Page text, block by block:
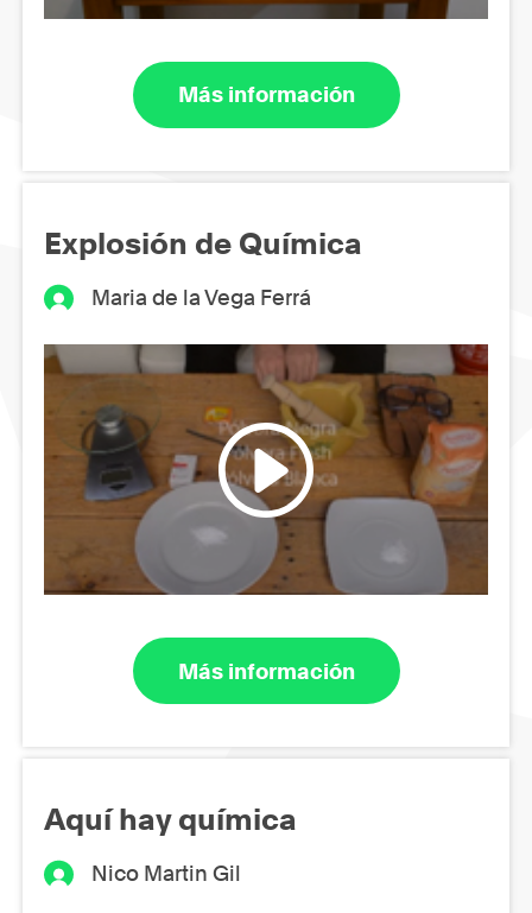
Más información
Explosión de Química
Maria de la Vega Ferrá
Más información
Aquí hay química
Nico Martin Gil